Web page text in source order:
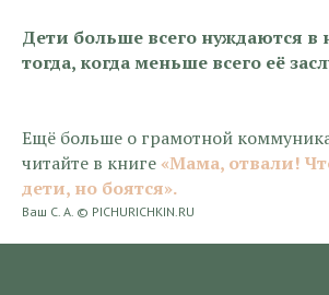
Дети больше всего нуждаются
тогда, когда меньше всего её
Ещё больше о грамотной
читайте в книге «Мама, отвали!
дети, но боятся».
Ваш С. А. © PICHURICHKIN.RU